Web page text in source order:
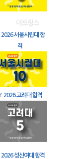
2026 서울시립대 합
격
2026 고려대 합격
2026 성신여대 합격